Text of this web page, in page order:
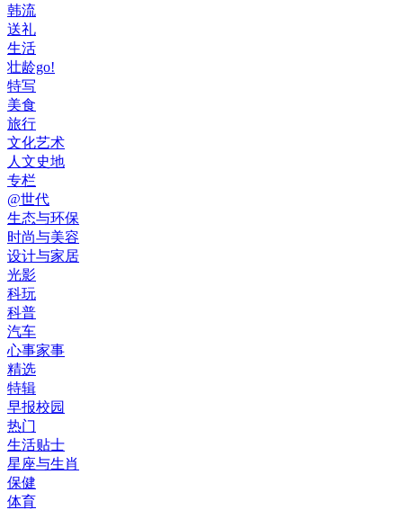
韩流
送礼
生活
壮龄go!
特写
美食
旅行
文化艺术
人文史地
专栏
@世代
生态与环保
时尚与美容
设计与家居
光影
科玩
科普
汽车
心事家事
精选
特辑
早报校园
热门
生活贴士
星座与生肖
保健
体育